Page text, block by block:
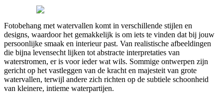
Fotobehang met watervallen komt in verschillende stijlen en
designs, waardoor het gemakkelijk is om iets te vinden dat bij jouw
persoonlijke smaak en interieur past. Van realistische afbeeldingen
die bijna levensecht lijken tot abstracte interpretaties van
waterstromen, er is voor ieder wat wils. Sommige ontwerpen zijn
gericht op het vastleggen van de kracht en majesteit van grote
watervallen, terwijl andere zich richten op de subtiele schoonheid
van kleinere, intieme waterpartijen.